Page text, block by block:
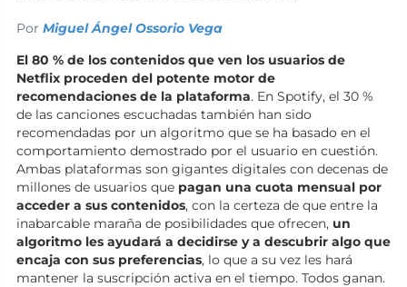
Por Miguel Ángel Ossorio Vega
El 80 % de los contenidos que ven los usuarios de
Netflix proceden del potente motor de
recomendaciones de la plataforma. En Spotify, el 30 %
de las canciones escuchadas también han sido
recomendadas por un algoritmo que se ha basado en el
comportamiento demostrado por el usuario en cuestión.
Ambas plataformas son gigantes digitales con decenas de
millones de usuarios que pagan una cuota mensual por
acceder a sus contenidos, con la certeza de que entre la
inabarcable maraña de posibilidades que ofrecen, un
algoritmo les ayudará a decidirse y a descubrir algo que
encaja con sus preferencias, lo que a su vez les hará
mantener la suscripción activa en el tiempo. Todos ganan.